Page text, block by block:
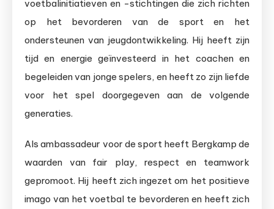
voetbalinitiatieven en -stichtingen die zich richten
op het bevorderen van de sport en het
ondersteunen van jeugdontwikkeling. Hij heeft zijn
tijd en energie geïnvesteerd in het coachen en
begeleiden van jonge spelers, en heeft zo zijn liefde
voor het spel doorgegeven aan de volgende
generaties.
Als ambassadeur voor de sport heeft Bergkamp de
waarden van fair play, respect en teamwork
gepromoot. Hij heeft zich ingezet om het positieve
imago van het voetbal te bevorderen en heeft zich